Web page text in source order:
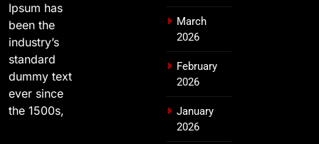
Ipsum has
been the
industry’s
standard
dummy text
ever since
the 1500s,
March
2026
February
2026
January
2026